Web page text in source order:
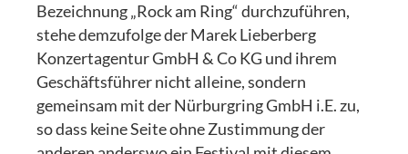
Bezeichnung „Rock am Ring“ durchzuführen,
stehe demzufolge der Marek Lieberberg
Konzertagentur GmbH & Co KG und ihrem
Geschäftsführer nicht alleine, sondern
gemeinsam mit der Nürburgring GmbH i.E. zu,
so dass keine Seite ohne Zustimmung der